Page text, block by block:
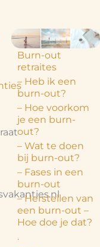
Burn-out
retraites
– Heb ik een
burn-out?
– Hoe voorkom
je een burn-
out?
– Wat te doen
bij burn-out?
– Fases in een
burn-out
– Herstellen van
een burn-out –
Hoe doe je dat?
.